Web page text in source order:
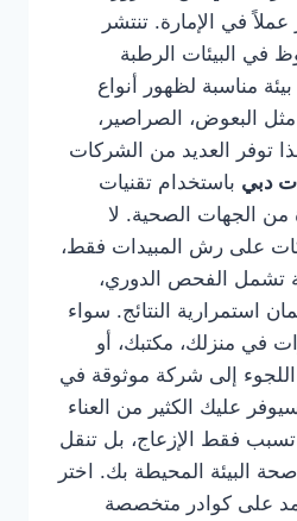
في الإمارة. تنتشر
البيئات الرطبة
مناسبة لظهور أنواع
البعوض، الصراصير،
توفر العديد من الشركات
دبي باستخدام تقنيات
من الجهات الصحية. لا
على رش المبيدات فقط،
تشمل الفحص الدوري،
استمرارية النتائج. سواء
في منزلك، مكتبك، أو
اللجوء إلى شركة موثوقة في
عليك الكثير من العناء
فقط الإزعاج، بل تنقل
البيئة المحيطة بك. اختر
على كوادر متخصصة